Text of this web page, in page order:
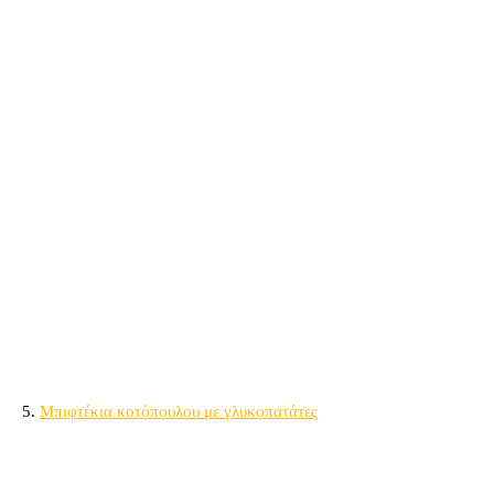
5. Μπιφτέκια κοτόπουλου με γλυκοπατάτες